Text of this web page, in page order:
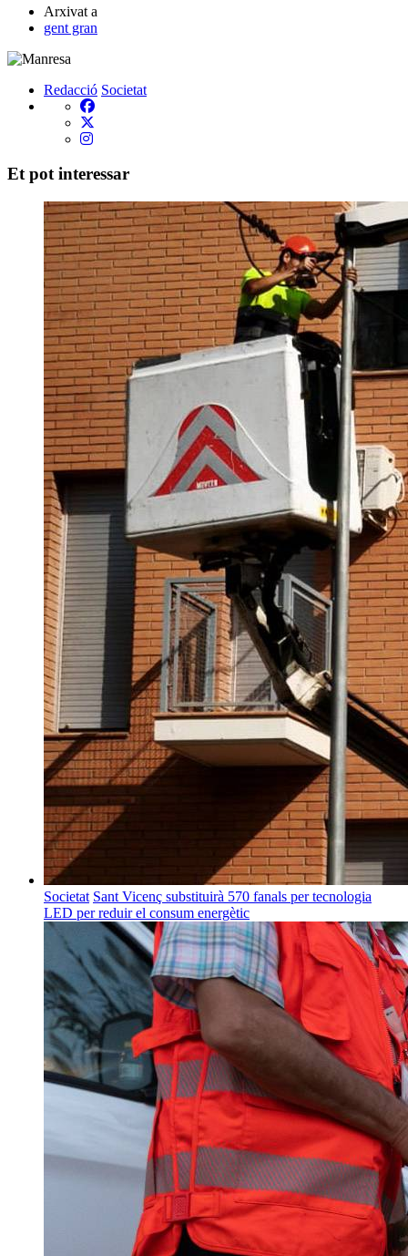
Arxivat a
gent gran
Redacció Societat
Et pot interessar
Societat Sant Vicenç substituirà 570 fanals per tecnologia
LED per reduir el consum energètic